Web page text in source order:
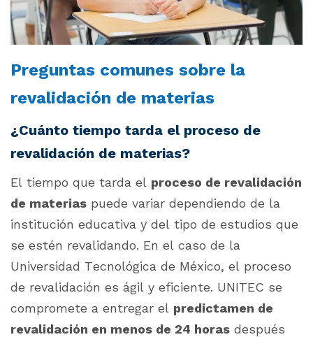
Preguntas comunes sobre la
revalidación de materias
¿Cuánto tiempo tarda el proceso de
revalidación de materias?
El tiempo que tarda el proceso de revalidación
de materias puede variar dependiendo de la
institución educativa y del tipo de estudios que
se estén revalidando. En el caso de la
Universidad Tecnológica de México, el proceso
de revalidación es ágil y eficiente. UNITEC se
compromete a entregar el predictamen de
revalidación en menos de 24 horas después